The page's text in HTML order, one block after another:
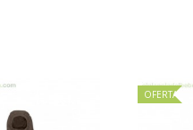
OFERTA